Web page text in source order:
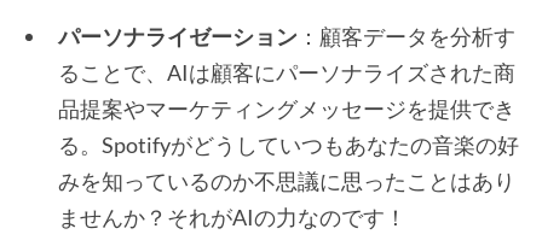
パーソナライゼーション ：顧客データを分析す
ることで、AIは顧客にパーソナライズされた商
品提案やマーケティングメッセージを提供でき
る。Spotifyがどうしていつもあなたの音楽の好
みを知っているのか不思議に思ったことはあり
ませんか？それがAIの力なのです！